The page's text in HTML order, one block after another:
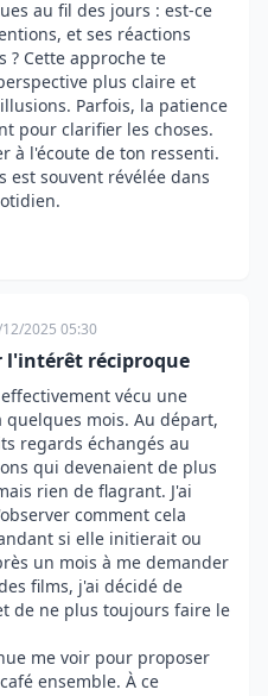
au fil des jours : est-ce
et ses réactions
? Cette approche te
plus claire et
Parfois, la patience
pour clarifier les choses.
à l'écoute de ton ressenti.
est souvent révélée dans
2025 05:30
l'intérêt réciproque
vécu une
mois. Au départ,
regards échangés au
qui devenaient de plus
rien de flagrant. J'ai
comment cela
si elle initierait ou
un mois à me demander
films, j'ai décidé de
de ne plus toujours faire le
me voir pour proposer
ensemble. À ce